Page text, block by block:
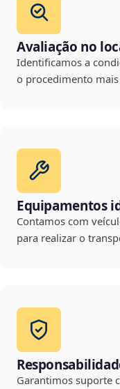
Avaliação no
Identificamos a
o procedimento
Equipamentos
Contamos com
para realizar o
Garantimos suporte